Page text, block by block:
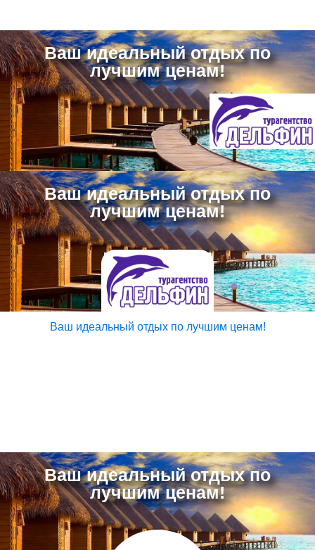
Ваш идеальный отдых по
лучшим ценам!
Ваш идеальный отдых по
лучшим ценам!
Ваш идеальный отдых по лучшим ценам!
Ваш идеальный отдых по
лучшим ценам!